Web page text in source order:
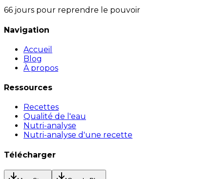
66 jours pour reprendre le pouvoir
Navigation
Accueil
Blog
À propos
Ressources
Recettes
Qualité de l'eau
Nutri-analyse
Nutri-analyse d'une recette
Télécharger